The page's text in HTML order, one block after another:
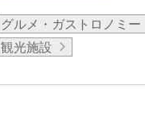
グルメ・ガストロノミー
観光施設